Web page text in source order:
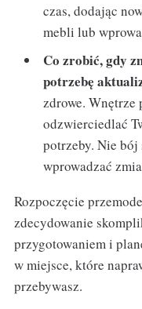
czas, dodając
mebli lub
Co zrobić, gdy
potrzebę
zdrowe. Wnętrze
odzwierciedlać
potrzeby. Nie bój
wprowadzać
Rozpoczęcie
zdecydowanie
przygotowaniem i
w miejsce, które
przebywasz.